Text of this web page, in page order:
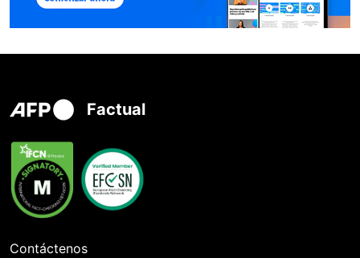
Factual
Contáctenos